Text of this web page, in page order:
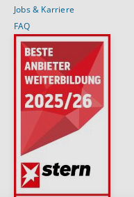
Jobs & Karriere
FAQ